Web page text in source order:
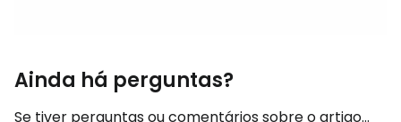
Ainda há perguntas?
Se tiver perguntas ou comentários sobre o artigo...